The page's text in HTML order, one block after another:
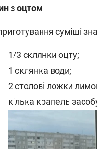
з оцтом
суміші
1/3 склянки оцту;
1 склянка води;
2 столові ложки
кілька крапель